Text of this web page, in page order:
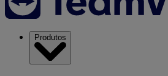
Produtos